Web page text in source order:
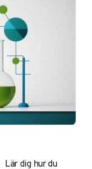
hypotesdriven
marknadsföring
Vad är en hypotes
inom
marknadsföring?
Varför…
Lär dig hur du